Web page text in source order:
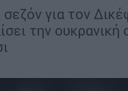
για τον
την ουκρανική